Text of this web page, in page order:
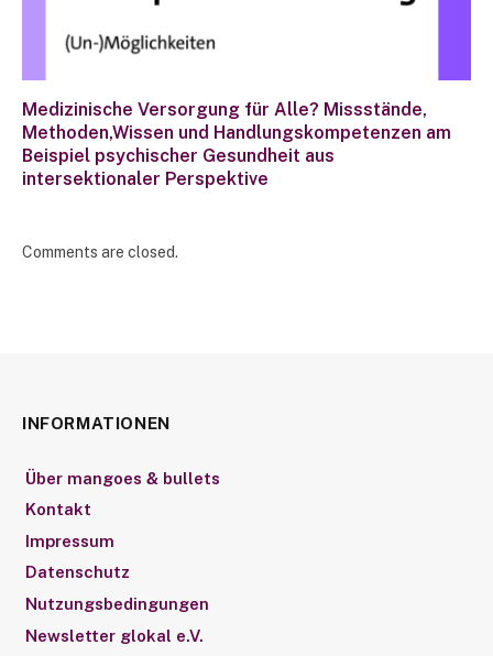
Medizinische Versorgung für Alle? Missstände,
Methoden,Wissen und Handlungskompetenzen am
Beispiel psychischer Gesundheit aus
intersektionaler Perspektive
Comments are closed.
INFORMATIONEN
Über mangoes & bullets
Kontakt
Impressum
Datenschutz
Nutzungsbedingungen
Newsletter glokal e.V.